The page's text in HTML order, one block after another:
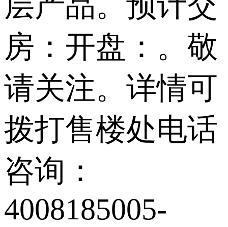
房：开盘：。敬
请关注。详情可
拨打售楼处电话
咨询：
4008185005-